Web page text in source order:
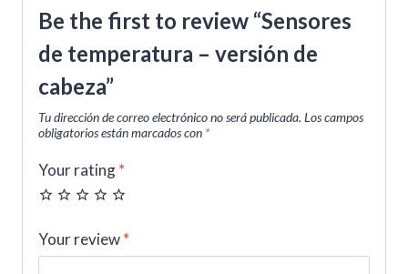
Be the first to review “Sensores
de temperatura – versión de
cabeza”
Tu dirección de correo electrónico no será publicada. Los campos
obligatorios están marcados con *
Your rating*
Your review*